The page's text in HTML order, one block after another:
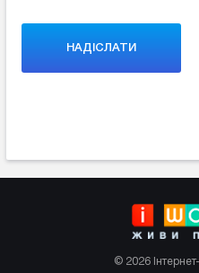
© 2026